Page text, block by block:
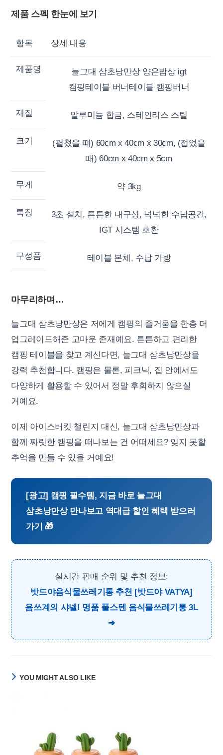
제품 스펙 한눈에 보기
항목 상세 내용
제품명
늘그대 삼초낭만상 양은밥상 igt
캠핑테이블 버너테이블 캠핑버너
재질 알루미늄 합금, 스테인리스 스틸
크기
(펼쳤을 때) 60cm x 40cm x 30cm, (접었을
때) 60cm x 40cm x 5cm
무게 약 3kg
특징
3초 설치, 튼튼한 내구성, 넉넉한 수납공간,
IGT 시스템 호환
구성품 테이블 본체, 수납 가방
마무리하며…
늘그대 삼초낭만상은 저에게 캠핑의 즐거움을 한층 더
업그레이드해준 고마운 존재예요. 튼튼하고 편리한
캠핑 테이블을 찾고 계신다면, 늘그대 삼초낭만상을
강력 추천합니다. 캠핑은 물론, 피크닉, 집 안에서도
다양하게 활용할 수 있어서 정말 후회하지 않으실
거예요.
이제 아이스버킷 챌린지 대신, 늘그대 삼초낭만상과
함께 짜릿한 캠핑을 떠나보는 건 어떠세요? 잊지 못할
추억을 만들 수 있을 거예요!
[광고] 캠핑 필수템, 지금 바로 늘그대
삼초낭만상 만나보고 역대급 할인 혜택 받으러
가기 🎁
실시간 판매 순위 및 추천 정보:
밧드야음식물쓰레기통 추천 [밧드야 VATYA]
음쓰계의 샤넬! 명품 풀스텐 음식물쓰레기통 3L
YOU MIGHT ALSO LIKE